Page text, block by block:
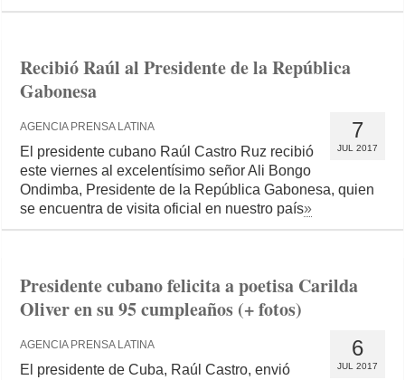
Recibió Raúl al Presidente de la República
Gabonesa
7
JUL 2017
AGENCIA PRENSA LATINA
El presidente cubano Raúl Castro Ruz recibió
este viernes al excelentísimo señor Ali Bongo
Ondimba, Presidente de la República Gabonesa, quien
se encuentra de visita oficial en nuestro país»
Presidente cubano felicita a poetisa Carilda
Oliver en su 95 cumpleaños (+ fotos)
6
JUL 2017
AGENCIA PRENSA LATINA
El presidente de Cuba, Raúl Castro, envió